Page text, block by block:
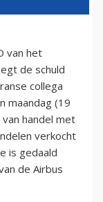
van het
de schuld
collega
maandag (19
handel met
verkocht
is gedaald
de Airbus